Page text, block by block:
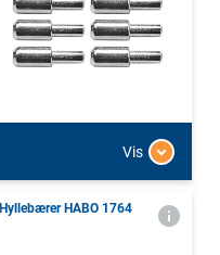
Vis
Hyllebærer HABO 1764